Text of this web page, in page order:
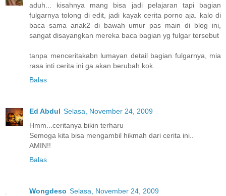
aduh... kisahnya mang bisa jadi pelajaran tapi bagian
fulgarnya tolong di edit, jadi kayak cerita porno aja. kalo di
baca sama anak2 di bawah umur pas main di blog ini,
sangat disayangkan mereka baca bagian yg fulgar tersebut
tanpa menceritakabn lumayan detail bagian fulgarnya, mia
rasa inti cerita ini ga akan berubah kok.
Balas
Ed Abdul Selasa, November 24, 2009
Hmm...ceritanya bikin terharu
Semoga kita bisa mengambil hikmah dari cerita ini..
AMIN!!
Balas
Wongdeso Selasa, November 24, 2009